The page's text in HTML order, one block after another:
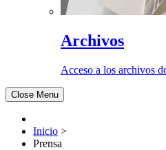
Archivos
Acceso a los archivos
Close Menu
Inicio >
Prensa